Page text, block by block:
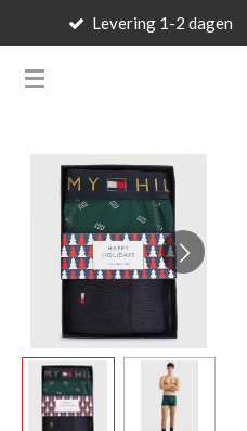
naar
BARBARA'S
Levering 1-2 dagen